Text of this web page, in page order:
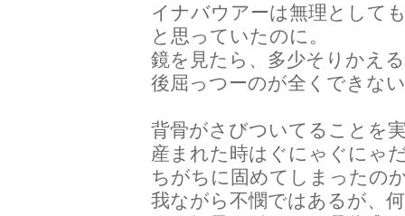
イナバウアーは無理として
と思っていたのに。
鏡を見たら、多少そりかえ
後屈っつーのが全くできな
背骨がさびついてることを
産まれた時はぐにゃぐにゃ
ちがちに固めてしまったの
我ながら不憫ではあるが、